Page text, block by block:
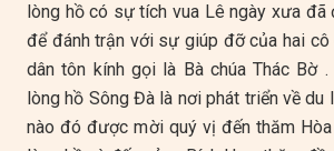
lòng hồ có sự tích vua Lê ngày xưa đã
để đánh trận với sự giúp đỡ của hai
dân tôn kính gọi là Bà chúa Thác Bờ
lòng hồ Sông Đà là nơi phát triển về du
nào đó được mời quý vị đến thăm